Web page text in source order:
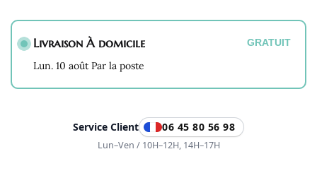
Melody
en
Quartz
Livraison À domicile GRATUIT
Lun. 10 août Par la poste
Service Client 06 45 80 56 98
Lun–Ven / 10H–12H, 14H–17H